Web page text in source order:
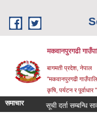
मकवानपुरगढी
बागमती प्रदेश, नेपाल
"मकवानपुरगढी
कृषि, पर्यटन र पूर्वाधार "
समाचार सूची दर्ता सम्बन्धि